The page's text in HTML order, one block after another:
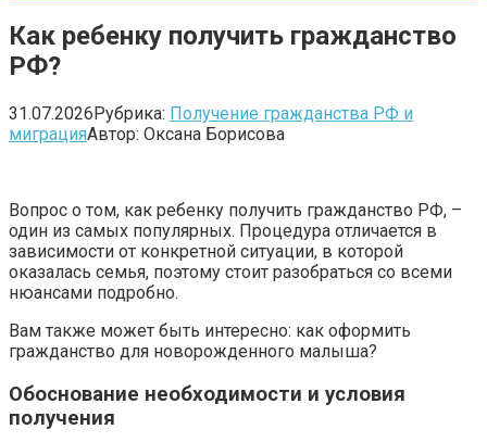
Как ребенку получить гражданство
РФ?
31.07.2026Рубрика: Получение гражданства РФ и
миграцияАвтор: Оксана Борисова
Вопрос о том, как ребенку получить гражданство РФ, –
один из самых популярных. Процедура отличается в
зависимости от конкретной ситуации, в которой
оказалась семья, поэтому стоит разобраться со всеми
нюансами подробно.
Вам также может быть интересно: как оформить
гражданство для новорожденного малыша?
Обоснование необходимости и условия
получения